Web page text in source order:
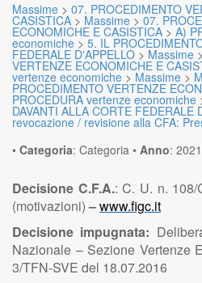
Massime > 07. PROCEDIMENTO
CASISTICA > Massime > 07.
ECONOMICHE E CASISTICA > A)
economiche > 5. IL
FEDERALE D'APPELLO > Massime >
VERTENZE ECONOMICHE E
vertenze economiche > Massime >
PROCEDIMENTO VERTENZE
PROCEDURA vertenze economiche
DAVANTI ALLA CORTE FEDERALE
revocazione / revisione alla CFA:
• Categoria: Categoria • Anno: 2021
Decisione C.F.A.: C. U. n.
(motivazioni) –www.figc.it
Decisione impugnata:
Nazionale – Sezione Vertenze
3/TFN-SVE del 18.07.2016